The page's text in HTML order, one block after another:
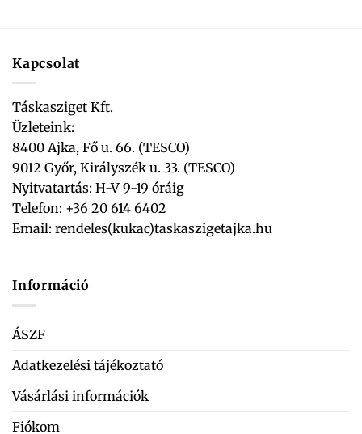
Kapcsolat
Táskasziget Kft.
Üzleteink:
8400 Ajka, Fő u. 66. (TESCO)
9012 Győr, Királyszék u. 33. (TESCO)
Nyitvatartás: H-V 9-19 óráig
Telefon: +36 20 614 6402
Email: rendeles(kukac)taskaszigetajka.hu
Információ
ÁSZF
Adatkezelési tájékoztató
Vásárlási információk
Fiókom